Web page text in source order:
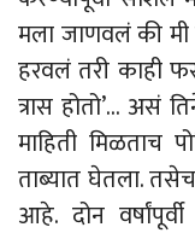
मला जाणवलं की मी
हरवलं तरी काही
त्रास होतो’… असं
माहिती मिळताच
ताब्यात घेतला.
आहे. दोन